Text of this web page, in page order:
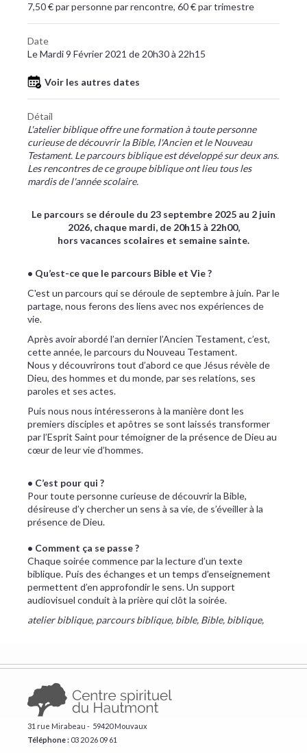
7,50 € par personne par rencontre, 60 € par trimestre
Date
Le Mardi 9 Février 2021 de 20h30 à 22h15
Voir les autres dates
Détail
L'atelier biblique offre une formation à toute personne
curieuse de découvrir la Bible, l'Ancien et le Nouveau
Testament. Le parcours biblique est développé sur deux ans.
Les rencontres de ce groupe biblique ont lieu tous les
mardis de l'année scolaire.
Le parcours se déroule du 23 septembre 2025 au 2 juin
2026, chaque mardi, de 20h15 à 22h00,
hors vacances scolaires et semaine sainte.
• Qu’est-ce que le parcours Bible et Vie ?
C'est un parcours qui se déroule de septembre à juin. Par le
partage, nous ferons des liens avec nos expériences de
vie.
Après avoir abordé l’an dernier l’Ancien Testament, c’est,
cette année, le parcours du Nouveau Testament.
Nous y découvrirons tout d’abord ce que Jésus révèle de
Dieu, des hommes et du monde, par ses relations, ses
paroles et ses actes.
Puis nous nous intéresserons à la manière dont les
premiers disciples et apôtres se sont laissés transformer
par l’Esprit Saint pour témoigner de la présence de Dieu au
cœur de leur vie d’hommes.
• C’est pour qui ?
Pour toute personne curieuse de découvrir la Bible,
désireuse d’y chercher un sens à sa vie, de s’éveiller à la
présence de Dieu.
• Comment ça se passe ?
Chaque soirée commence par la lecture d’un texte
biblique. Puis des échanges et un temps d’enseignement
permettent d’en approfondir le sens. Un support
audiovisuel conduit à la prière qui clôt la soirée.
atelier biblique, parcours biblique, bible, Bible, biblique,
31 rue Mirabeau - 59420 Mouvaux
Téléphone : ​03 20 26 09 61